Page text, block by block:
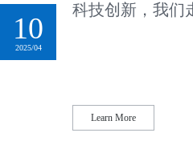
10
2025/04
科技创新，我
Learn More